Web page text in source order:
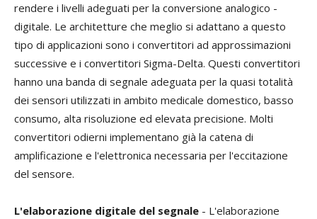
rendere i livelli adeguati per la conversione analogico -
digitale. Le architetture che meglio si adattano a questo
tipo di applicazioni sono i convertitori ad approssimazioni
successive e i convertitori Sigma-Delta. Questi convertitori
hanno una banda di segnale adeguata per la quasi totalità
dei sensori utilizzati in ambito medicale domestico, basso
consumo, alta risoluzione ed elevata precisione. Molti
convertitori odierni implementano già la catena di
amplificazione e l'elettronica necessaria per l'eccitazione
del sensore.
L'elaborazione digitale del segnale - L'elaborazione